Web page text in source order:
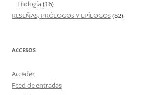
Filología (16)
RESEÑAS, PRÓLOGOS Y EPÍLOGOS(82)
ACCESOS
Acceder
Feed de entradas